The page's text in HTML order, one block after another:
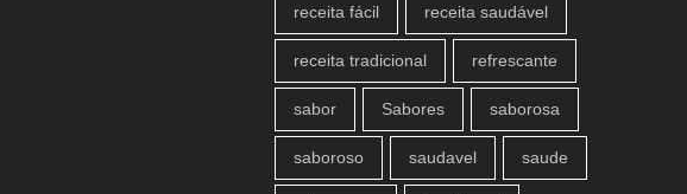
receita fácil receita saudável
receita tradicional refrescante
sabor Sabores saborosa
saboroso saudavel saude